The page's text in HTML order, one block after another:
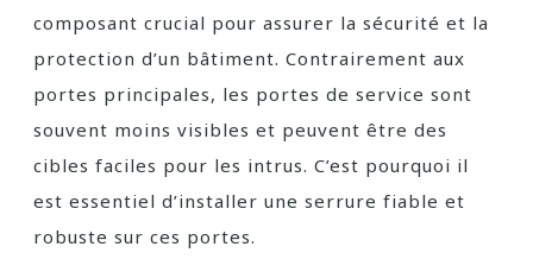
composant crucial pour assurer la sécurité et la
protection d’un bâtiment. Contrairement aux
portes principales, les portes de service sont
souvent moins visibles et peuvent être des
cibles faciles pour les intrus. C’est pourquoi il
est essentiel d’installer une serrure fiable et
robuste sur ces portes.